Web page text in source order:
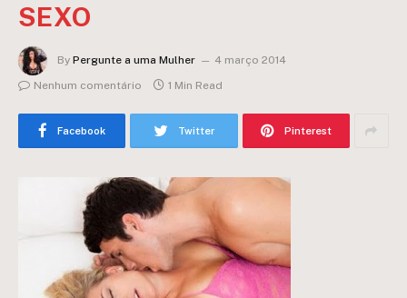
SEXO
By Pergunte a uma Mulher
4 março 2014
Nenhum comentário
1 Min Read
Facebook Twitter Pinterest